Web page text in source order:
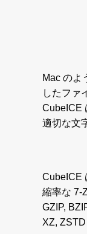
Mac のよ
したファ
CubeICE
適切な文
CubeICE
縮率な 7-
GZIP,
XZ,